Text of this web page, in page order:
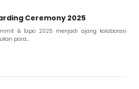
Ceremony 2025
& Expo 2025 menjadi ajang kolaborasi
para...